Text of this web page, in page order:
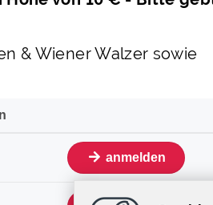
& Wiener Walzer sowie